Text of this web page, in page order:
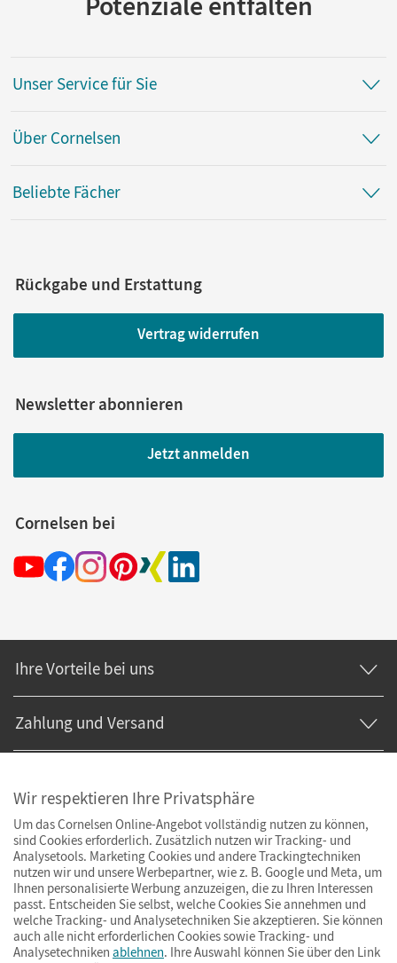
Unser Service für Sie
Über Cornelsen
Beliebte Fächer
Rückgabe und Erstattung
Vertrag widerrufen
Newsletter abonnieren
Jetzt anmelden
Cornelsen bei
Ihre Vorteile bei uns
Zahlung und Versand
Wir respektieren Ihre Privatsphäre
Um das Cornelsen Online-Angebot vollständig nutzen zu können,
sind Cookies erforderlich. Zusätzlich nutzen wir Tracking- und
Analysetools. Marketing Cookies und andere Trackingtechniken
nutzen wir und unsere Werbepartner, wie z. B. Google und Meta, um
Ihnen personalisierte Werbung anzuzeigen, die zu Ihren Interessen
passt. Entscheiden Sie selbst, welche Cookies Sie annehmen und
welche Tracking- und Analysetechniken Sie akzeptieren. Sie können
auch alle nicht erforderlichen Cookies sowie Tracking- und
Analysetechniken ablehnen. Ihre Auswahl können Sie über den Link